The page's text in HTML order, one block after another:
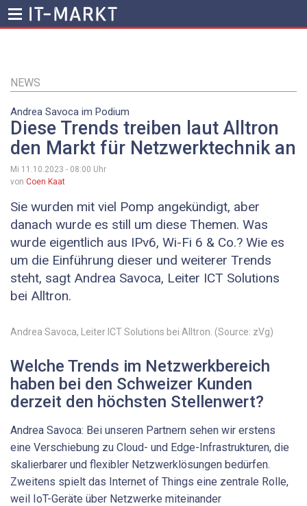
Inhalt
NEWS
Andrea ­Savoca im Podium
Diese Trends treiben laut Alltron
den Markt für Netzwerktechnik an
Mi 11.10.2023 - 08:00 Uhr
von Coen Kaat
Sie wurden mit viel Pomp angekündigt, aber
danach wurde es still um diese Themen. Was
wurde eigentlich aus IPv6, Wi-Fi 6 & Co.? Wie es
um die Einführung dieser und weiterer Trends
steht, sagt Andrea ­Savoca, Leiter ICT ­Solutions
bei Alltron.
Andrea ­Savoca, Leiter ICT ­Solutions bei Alltron. (Source: zVg)
Welche Trends im Netzwerkbereich
haben bei den Schweizer Kunden
derzeit den höchsten Stellenwert?
Andrea Savoca: Bei unseren Partnern sehen wir erstens
eine Verschiebung zu Cloud- und Edge-Infrastrukturen, die
skalierbarer und flexibler Netzwerklösungen bedürfen.
Zweitens spielt das Internet of Things eine zentrale Rolle,
weil IoT-Geräte über Netzwerke miteinander